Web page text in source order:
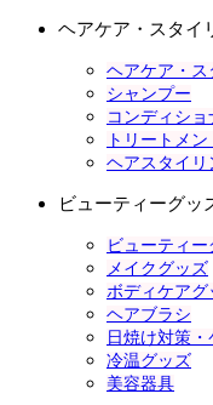
ヘアケア・スタイ
ヘアケア・ス
シャンプー
コンディショ
トリートメ
ヘアスタイリ
ビューティーグッ
ビューティ
メイクグッズ
ボディケアグ
ヘアブラシ
日焼け対策・
冷温グッズ
美容器具